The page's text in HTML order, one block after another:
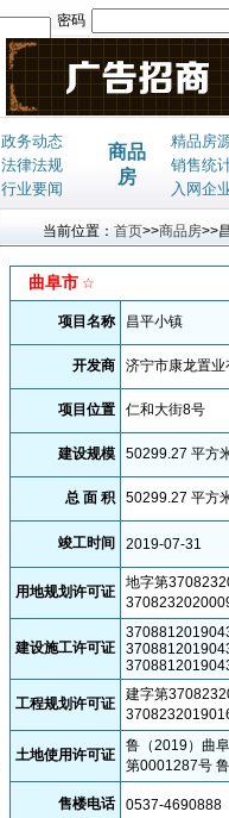
密码
政务动态
法律法规
行业要闻
商品
房
精品房
销售统
入网企
当前位置： 首页>>商品房>>
曲阜市 ☆
项目名称 昌平小镇
开发商 济宁市康龙置
项目位置 仁和大街8号
建设规模 50299.27 平方
总 面 积 50299.27 平方
竣工时间 2019-07-31
用地规划许可证
地字第
建设施工许可证
工程规划许可证
建字第
土地使用许可证
鲁（2019）曲
第0001287号
售楼电话 0537-4690888